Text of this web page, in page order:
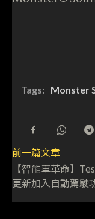
Tags: Monster
前一篇文章
【智能車革命】
更新加入自動駕駛